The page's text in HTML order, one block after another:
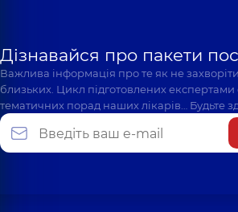
Дізнавайся про пакети
Важлива інформація про те як не
близьких. Цикл підготовлених
тематичних порад наших лікарів… Будьте